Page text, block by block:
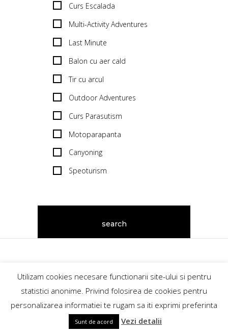
Curs Escalada
Multi-Activity Adventures
Last Minute
Balon cu aer cald
Tir cu arcul
Outdoor Adventures
Curs Parasutism
Motoparapanta
Canyoning
Speoturism
contact@goexplore.ro
+40746862189
Utilizam cookies necesare functionarii site-ului si pentru
statistici anonime. Privind folosirea de cookies pentru
personalizarea informatiei te rugam sa iti exprimi preferinta
Sunt de acord Vezi detalii